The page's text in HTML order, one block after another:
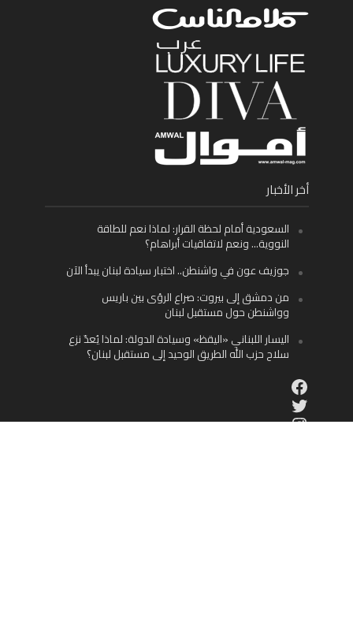
أخر الأخبار
السعودية أمام لحظة القرار: لماذا نعم للطاقة
النووية… ونعم لاتفاقيات أبراهام؟
جوزيف عون في واشنطن.. اختبار سيادة لبنان يبدأ الآن
من دمشق إلى بيروت: صراع الرؤى بين باريس
وواشنطن حول مستقبل لبنان
اليسار اللبناني «اليقظ» وسيادة الدولة: لماذا يُعدّ نزع
سلاح حزب الله الطريق الوحيد إلى مستقبل لبنان؟
Facebook
Twitter
Instagram